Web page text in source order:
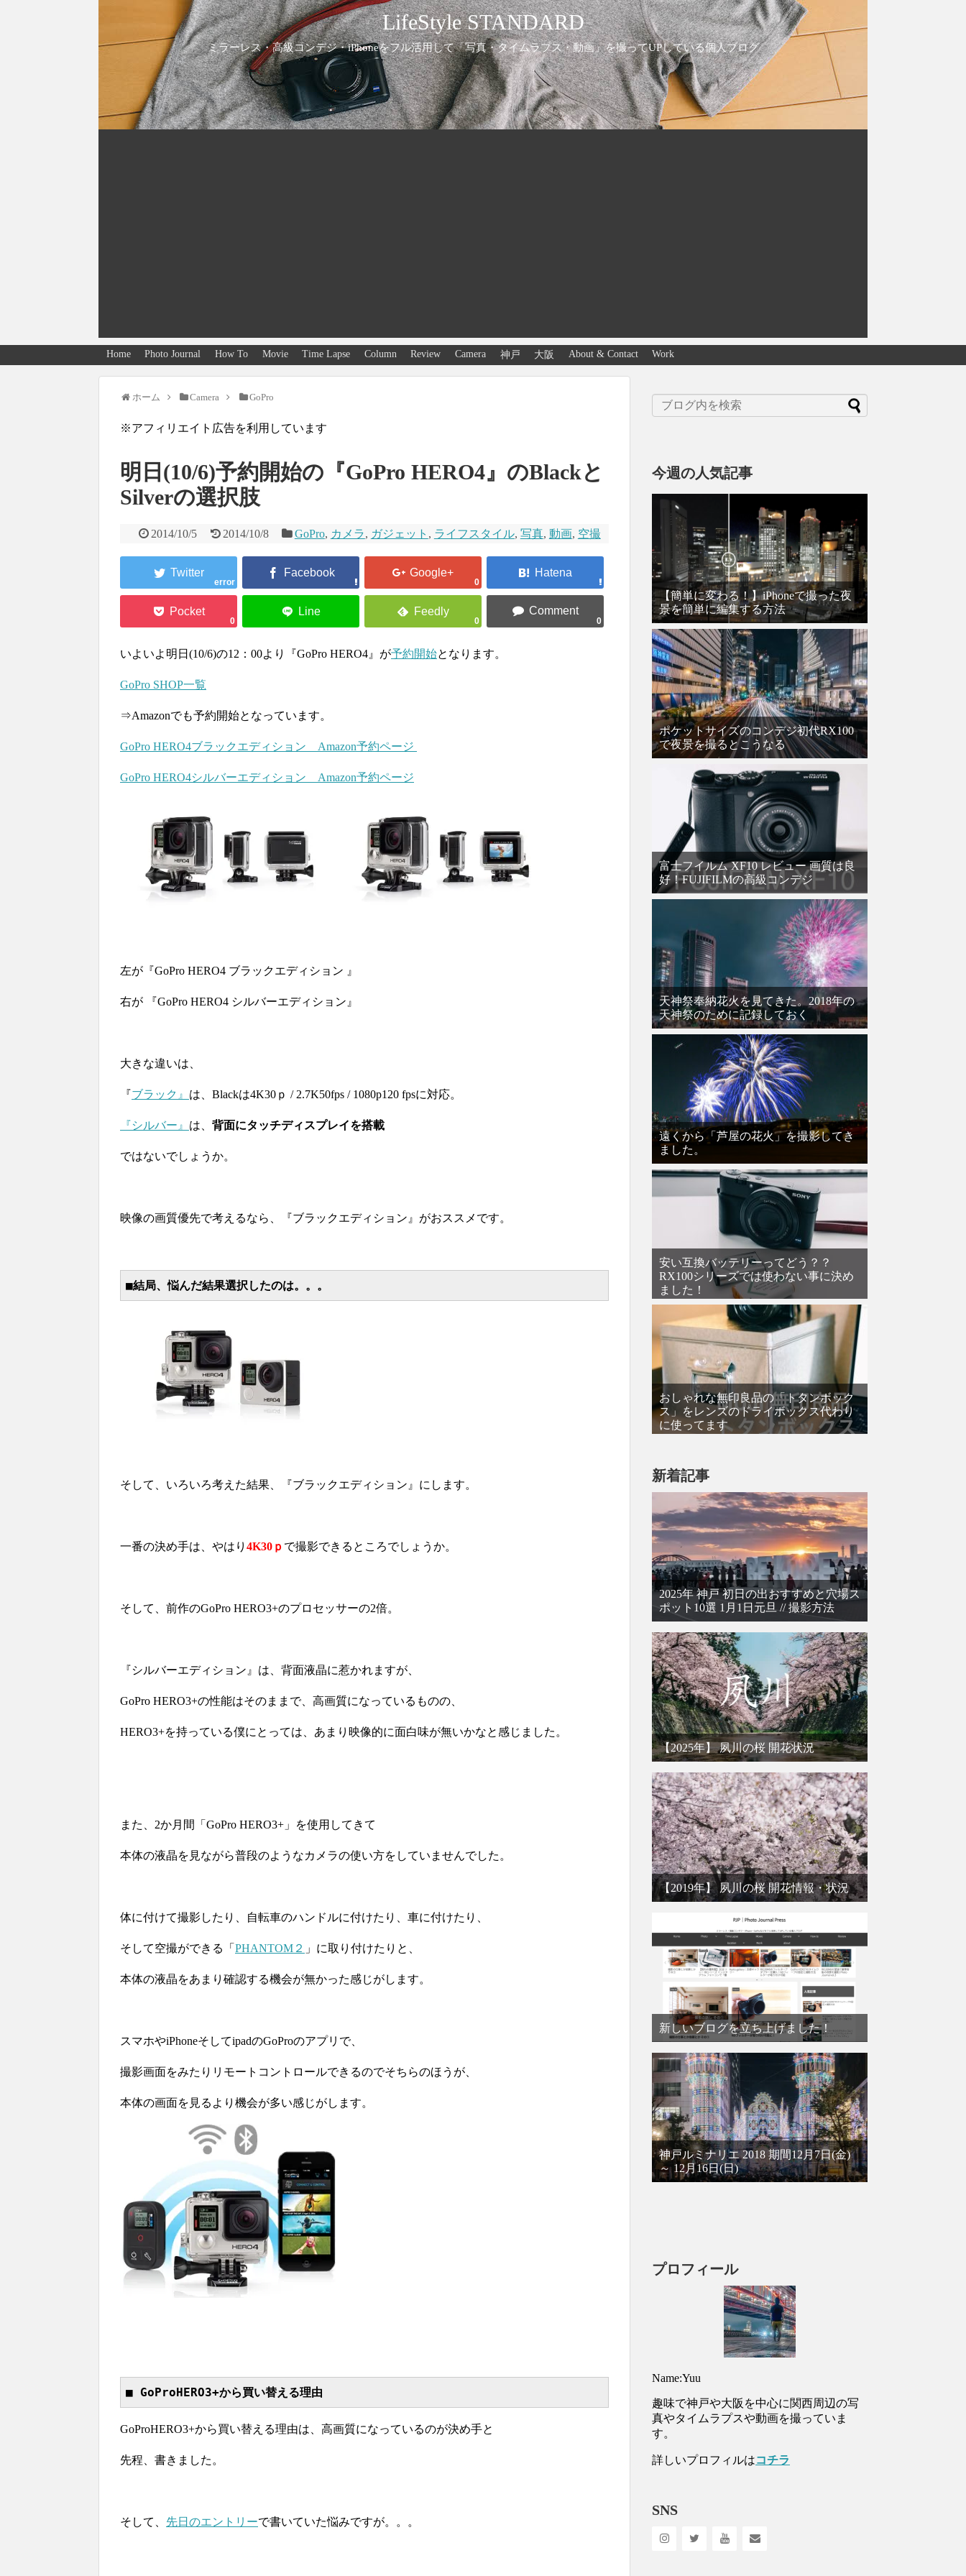
LifeStyle STANDARD
ミラーレス・高級コンデジ・iPhoneをフル活用して「写真・タイムラプス・動画」を撮ってUPしている個人ブログ
Home Photo Journal How To Movie Time Lapse Column Review Camera 神戸 大阪 About & Contact Work
ホーム Camera GoPro
※アフィリエイト広告を利用しています
明日(10/6)予約開始の『GoPro HERO4』のBlackと
Silverの選択肢
2014/10/5 2014/10/8 GoPro, カメラ, ガジェット , ライフスタイル, 写真, 動画, 空撮
error 0
0 0 0
いよいよ明日(10/6)の12：00より『GoPro HERO4』が予約開始となります。
GoPro SHOP一覧
⇒Amazonでも予約開始となっています。
GoPro HERO4ブラックエディション Amazon予約ページ
GoPro HERO4シルバーエディション Amazon予約ページ
左が『GoPro HERO4 ブラックエディション 』
右が 『GoPro HERO4 シルバーエディション』
大きな違いは、
『ブラック』 は、Blackは4K30ｐ / 2.7K50fps / 1080p120 fpsに対応。
『シルバー』 は、 背面にタッチディスプレイを搭載
ではないでしょうか。
映像の画質優先で考えるなら、『ブラックエディション』がおススメです。
■結局、悩んだ結果選択したのは。。。
そして、いろいろ考えた結果、『ブラックエディション』にします。
一番の決め手は、やはり 4K30ｐ で撮影できるところでしょうか。
そして、前作のGoPro HERO3+のプロセッサーの2倍。
『シルバーエディション』は、背面液晶に惹かれますが、
GoPro HERO3+の性能はそのままで、高画質になっているものの、
HERO3+を持っている僕にとっては、あまり映像的に面白味が無いかなと感じました。
また、2か月間「GoPro HERO3+」を使用してきて
本体の液晶を見ながら普段のようなカメラの使い方をしていませんでした。
体に付けて撮影したり、自転車のハンドルに付けたり、車に付けたり、
そして空撮ができる「 PHANTOM２ 」に取り付けたりと、
本体の液晶をあまり確認する機会が無かった感じがします。
スマホやiPhoneそしてipadのGoProのアプリで、
撮影画面をみたりリモートコントロールできるのでそちらのほうが、
本体の画面を見るより機会が多い感じがします。
■ GoProHERO3+から買い替える理由
GoProHERO3+から買い替える理由は、高画質になっているのが決め手と
先程、書きました。
そして、 先日のエントリーで書いていた悩みですが。。。
今週の人気記事
【簡単に変わる！】iPhoneで撮った夜
景を簡単に編集する方法
ポケットサイズのコンデジ初代RX100
で夜景を撮るとこうなる
富士フイルム XF10 レビュー 画質は良
好！FUJIFILMの高級コンデジ
天神祭奉納花火を見てきた。2018年の
天神祭のために記録しておく
遠くから「芦屋の花火」を撮影してき
ました。
安い互換バッテリーってどう？？
RX100シリーズでは使わない事に決め
ました！
おしゃれな無印良品の「トタンボック
ス」をレンズのドライボックス代わり
に使ってます
新着記事
2025年 神戸 初日の出おすすめと穴場ス
ポット10選 1月1日元旦 // 撮影方法
【2025年】 夙川の桜 開花状況
【2019年】 夙川の桜 開花情報・状況
新しいブログを立ち上げました！
神戸ルミナリエ 2018 期間12月7日(金)
～ 12月16日(日)
プロフィール
Name:Yuu
趣味で神戸や大阪を中心に関西周辺の写
真やタイムラプスや動画を撮っていま
す。
詳しいプロフィルはコチラ
SNS